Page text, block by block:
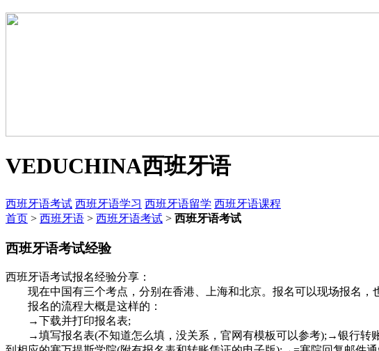
VEDUCHINA西班牙语
西班牙语考试 西班牙语学习 西班牙语留学 西班牙语课程
首页 > 西班牙语 > 西班牙语考试 > 西班牙语考试
西班牙语考试经验
西班牙语考试报名经验分享：
现在中国有三个考点，分别在香港、上海和北京。报名可以现场报名，
报名的流程大概是这样的：
→下载并打印报名表;
→填写报名表(不知道怎么填，没关系，官网有模板可以参考);→银行转